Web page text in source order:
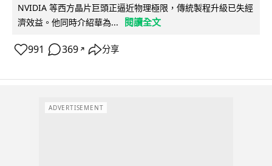
NVIDIA 等西方晶片巨頭正逼近物理極限，傳統製程升級已失經
濟效益。他同時介紹華為...
閱讀全文
991 369 ↗ 分享
ADVERTISEMENT